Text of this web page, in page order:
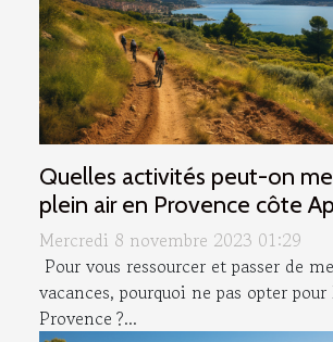
Quelles activités peut-on
plein air en Provence côte
Mercredi 8 novembre 2023 01:29
Pour vous ressourcer et passer de
vacances, pourquoi ne pas opter pour
Provence ?...